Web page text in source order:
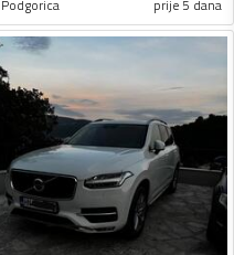
Podgorica prije 5 dana